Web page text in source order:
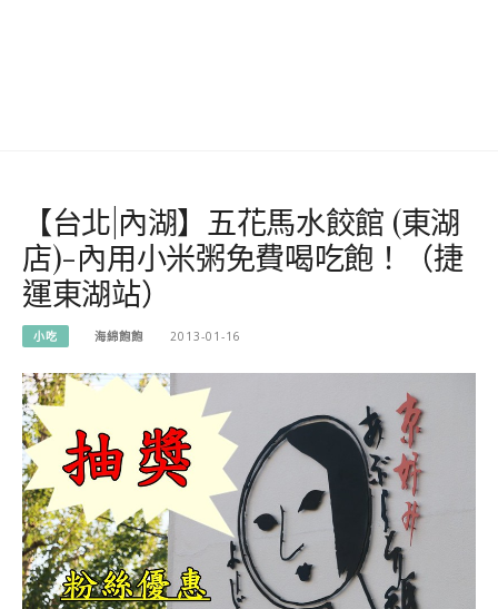
【台北|內湖】五花馬水餃館 (東湖
店)-內用小米粥免費喝吃飽！（捷
運東湖站）
小吃 海綿飽飽 2013-01-16